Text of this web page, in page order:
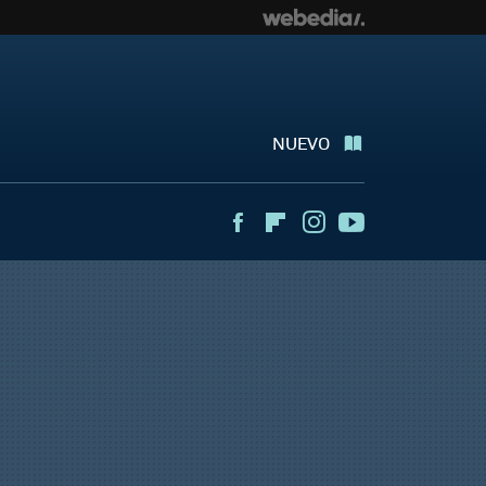
NUEVO
FacebookFlipboardInstagram